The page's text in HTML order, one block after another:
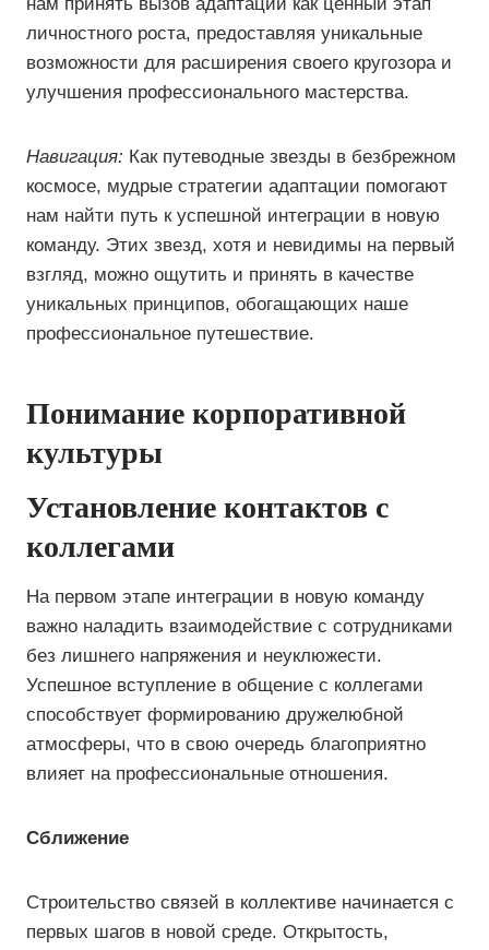
личностного роста, предоставляя уникальные
возможности для расширения своего кругозора и
улучшения профессионального мастерства.
Навигация: Как путеводные звезды в безбрежном
космосе, мудрые стратегии адаптации помогают
нам найти путь к успешной интеграции в новую
команду. Этих звезд, хотя и невидимы на первый
взгляд, можно ощутить и принять в качестве
уникальных принципов, обогащающих наше
профессиональное путешествие.
Понимание корпоративной
культуры
Установление контактов с
коллегами
На первом этапе интеграции в новую команду
важно наладить взаимодействие с сотрудниками
без лишнего напряжения и неуклюжести.
Успешное вступление в общение с коллегами
способствует формированию дружелюбной
атмосферы, что в свою очередь благоприятно
влияет на профессиональные отношения.
Сближение
Строительство связей в коллективе начинается с
первых шагов в новой среде. Открытость,